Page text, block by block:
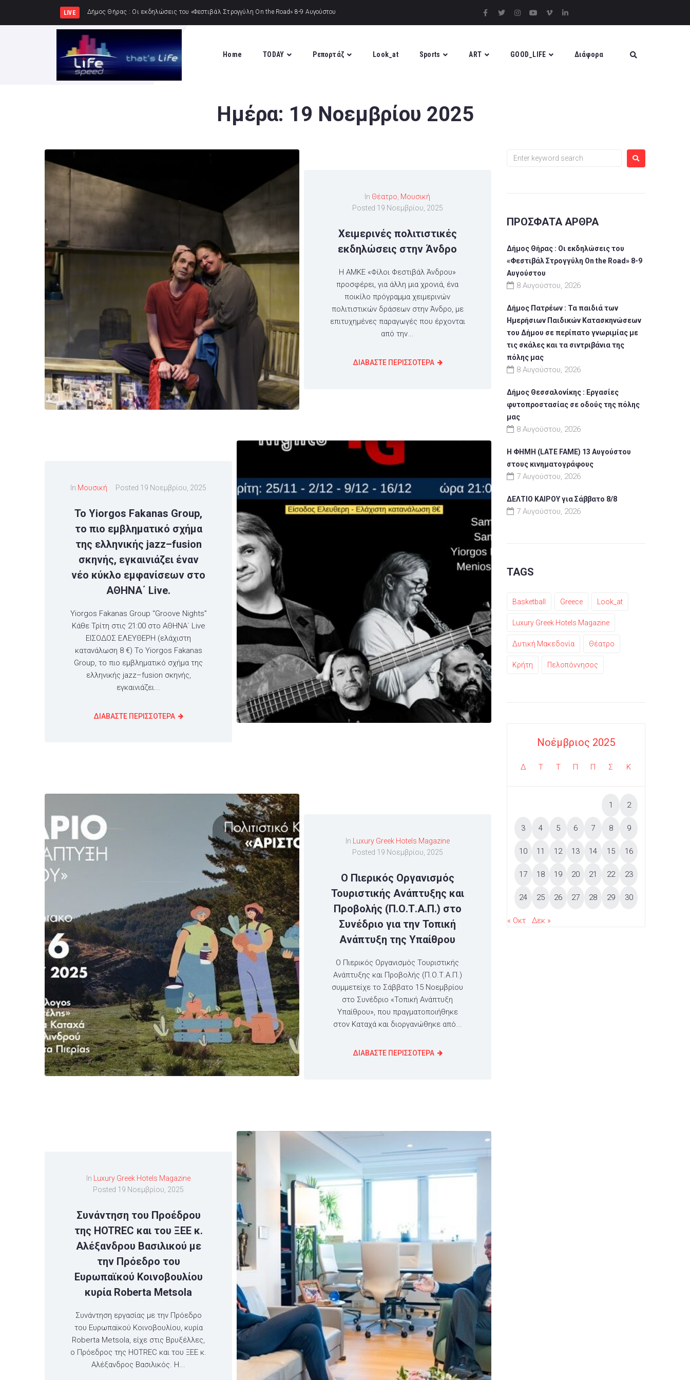
LIVE Δήμος Πατρέων : Τα παιδιά
Home TODAY Ρεπορτάζ Look_at Sports ART GOOD_LIFE Διάφορα
Ημέρα: 19 Νοεμβρίου 2025
In Θέατρο Μουσική
Posted 19 Νοεμβρίου, 2025
Χειμερινές πολιτιστικές
εκδηλώσεις στην Άνδρο
Η ΑΜΚΕ «Φίλοι Φεστιβάλ Άνδρου»
προσφέρει, για άλλη μια χρονιά, ένα
ποικίλο πρόγραμμα χειμερινών
πολιτιστικών δράσεων στην Άνδρο, με
επιτυχημένες παραγωγές που έρχονται
από την...
ΔΙΑΒΑΣΤΕ ΠΕΡΙΣΣΟΤΕΡΑ
In Μουσική Posted 19 Νοεμβρίου, 2025
Το Yiorgos Fakanas Group,
το πιο εμβληματικό σχήμα
της ελληνικής jazz–fusion
σκηνής, εγκαινιάζει έναν
νέο κύκλο εμφανίσεων στο
ΑΘΗΝΑ΄ Live.
Yiorgos Fakanas Group “Groove Nights”
Κάθε Τρίτη στις 21:00 στο ΑΘΗΝΑ΄ Live
ΕΙΣΟΔΟΣ ΕΛΕΥΘΕΡΗ (ελάχιστη
κατανάλωση 8 €) Το Yiorgos Fakanas
Group, το πιο εμβληματικό σχήμα της
ελληνικής jazz–fusion σκηνής,
εγκαινιάζει...
ΔΙΑΒΑΣΤΕ ΠΕΡΙΣΣΟΤΕΡΑ
In Luxury Greek Hotels Magazine
Posted 19 Νοεμβρίου, 2025
Ο Πιερικός Οργανισμός
Τουριστικής Ανάπτυξης και
Προβολής (Π.Ο.Τ.Α.Π.) στο
Συνέδριο για την Τοπική
Ανάπτυξη της Υπαίθρου
Ο Πιερικός Οργανισμός Τουριστικής
Ανάπτυξης και Προβολής (Π.Ο.Τ.Α.Π.)
συμμετείχε το Σάββατο 15 Νοεμβρίου
στο Συνέδριο «Τοπική Ανάπτυξη
Υπαίθρου», που πραγματοποιήθηκε
στον Καταχά και διοργανώθηκε από...
ΔΙΑΒΑΣΤΕ ΠΕΡΙΣΣΟΤΕΡΑ
In
Luxury Greek Hotels Magazine
Posted 19 Νοεμβρίου, 2025
Συνάντηση του Προέδρου
της HOTREC και του ΞΕΕ κ.
Αλέξανδρου Βασιλικού με
την Πρόεδρο του
Ευρωπαϊκού Κοινοβουλίου
κυρία Roberta Metsola
Συνάντηση εργασίας με την Πρόεδρο
του Ευρωπαϊκού Κοινοβουλίου, κυρία
Roberta Metsola, είχε στις Βρυξέλλες,
ο Πρόεδρος της HOTREC και του ΞΕΕ κ.
Αλέξανδρος Βασιλικός. Η...
ΠΡΌΣΦΑΤΑ ΆΡΘΡΑ
Δήμος Θήρας : Οι εκδηλώσεις του
«Φεστιβάλ Στρογγύλη On the Road» 8-9
Αυγούστου
8 Αυγούστου, 2026
Δήμος Πατρέων : Τα παιδιά των
Ημερήσιων Παιδικών Κατασκηνώσεων
του Δήμου σε περίπατο γνωριμίας με
τις σκάλες και τα σιντριβάνια της
πόλης μας
8 Αυγούστου, 2026
Δήμος Θεσσαλονίκης : Εργασίες
φυτοπροστασίας σε οδούς της πόλης
μας
8 Αυγούστου, 2026
Η ΦΗΜΗ (LATE FAME) 13 Αυγούστου
στους κινηματογράφους
7 Αυγούστου, 2026
ΔΕΛΤΙΟ ΚΑΙΡΟΥ για Σάββατο 8/8
7 Αυγούστου, 2026
TAGS
Basketball Greece Look_at
Luxury Greek Hotels Magazine
Δυτική Μακεδονία Θέατρο
Κρήτη Πελοπόννησος
Νοέμβριος 2025
Δ Τ Τ Π Π Σ Κ
1 2
3 4 5 6 7 8 9
10 11 12 13 14 15 16
17 18 19 20 21 22 23
24 25 26 27 28 29 30
« Οκτ Δεκ »